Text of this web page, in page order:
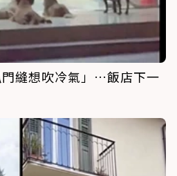
縫想吹冷氣」…飯店下一